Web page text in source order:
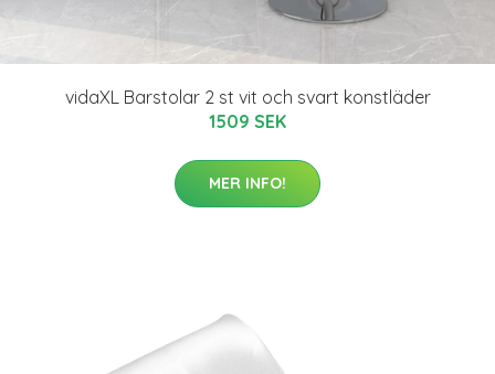
vidaXL Barstolar 2 st vit och svart konstläder
1509 SEK
MER INFO!